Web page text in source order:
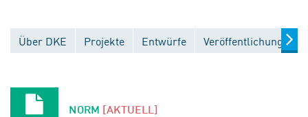
Über DKE Projekte Entwürfe Veröffentlichungen
NORM [AKTUELL]